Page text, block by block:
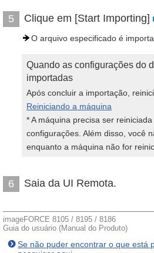
5 Clique em [Start Importing]
O arquivo especificado é
Quando as configurações do
importadas
Após concluir a importação,
Reiniciando a máquina
* A máquina precisa ser
configurações. Além disso, você
enquanto a máquina não for
6 Saia da UI Remota.
imageFORCE 8105 / 8195 / 8186
Guia do usuário (Manual do Produto)
Se não puder encontrar o que está